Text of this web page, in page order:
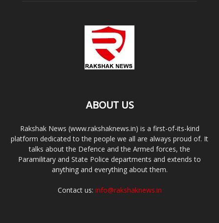
ABOUT US
Rakshak News (www.rakshaknews.in) is a first-of-its-kind
platform dedicated to the people we all are always proud of. It
talks about the Defence and the Armed forces, the
Paramilitary and State Police departments and extends to
anything and everything about them.
Contact us: info@rakshaknews.in